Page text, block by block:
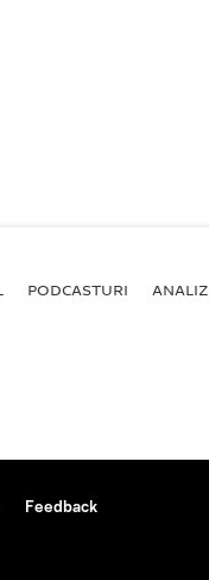
PODCASTURI
Feedback